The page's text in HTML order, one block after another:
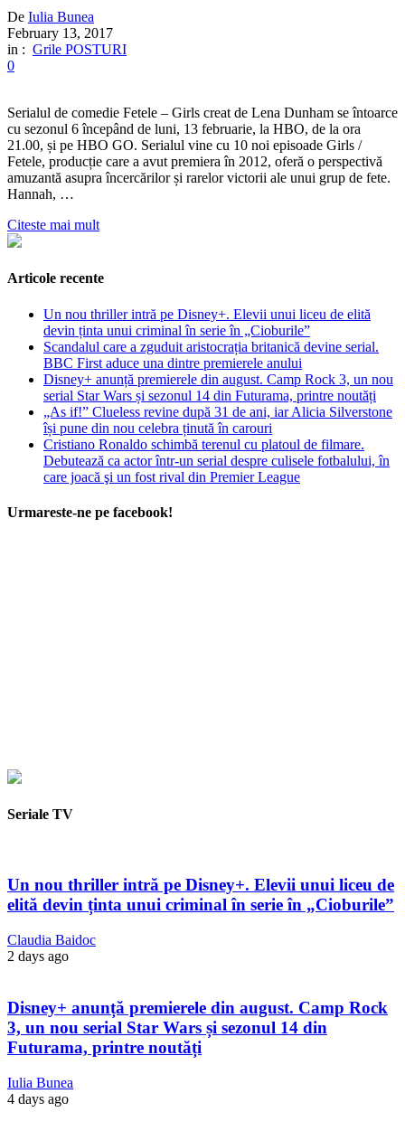
De Iulia Bunea
February 13, 2017
in : Grile POSTURI
0
Serialul de comedie Fetele – Girls creat de Lena Dunham se întoarce
cu sezonul 6 începând de luni, 13 februarie, la HBO, de la ora
21.00, și pe HBO GO. Serialul vine cu 10 noi episoade Girls /
Fetele, producție care a avut premiera în 2012, oferă o perspectivă
amuzantă asupra încercărilor și rarelor victorii ale unui grup de fete.
Hannah, …
Citeste mai mult
Articole recente
Un nou thriller intră pe Disney+. Elevii unui liceu de elită
devin ținta unui criminal în serie în „Cioburile”
Scandalul care a zguduit aristocrația britanică devine serial.
BBC First aduce una dintre premierele anului
Disney+ anunță premierele din august. Camp Rock 3, un nou
serial Star Wars și sezonul 14 din Futurama, printre noutăți
„As if!” Clueless revine după 31 de ani, iar Alicia Silverstone
își pune din nou celebra ținută în carouri
Cristiano Ronaldo schimbă terenul cu platoul de filmare.
Debutează ca actor într-un serial despre culisele fotbalului, în
care joacă şi un fost rival din Premier League
Urmareste-ne pe facebook!
Seriale TV
Un nou thriller intră pe Disney+. Elevii unui liceu de
elită devin ținta unui criminal în serie în „Cioburile”
Claudia Baidoc
2 days ago
Disney+ anunță premierele din august. Camp Rock
3, un nou serial Star Wars și sezonul 14 din
Futurama, printre noutăți
Iulia Bunea
4 days ago